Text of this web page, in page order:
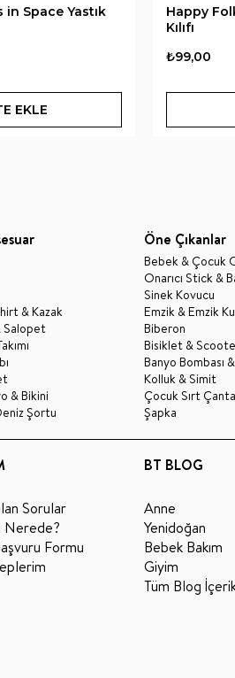
Space Yastık
EKLE
Happy
Kılıfı
₺99,00
& Kazak
Salopet
& Bikini
Şortu
Öne Çıkanlar
Bebek & Çocuk
Onarıcı Stick &
Sinek Kovucu
Emzik & Emzik
Biberon
Bisiklet &
Banyo Bombası
Kolluk & Simit
Çocuk Sırt
Şapka
Sorular
Nerede?
Formu
BT BLOG
Anne
Yenidoğan
Bebek Bakım
Giyim
Tüm Blog